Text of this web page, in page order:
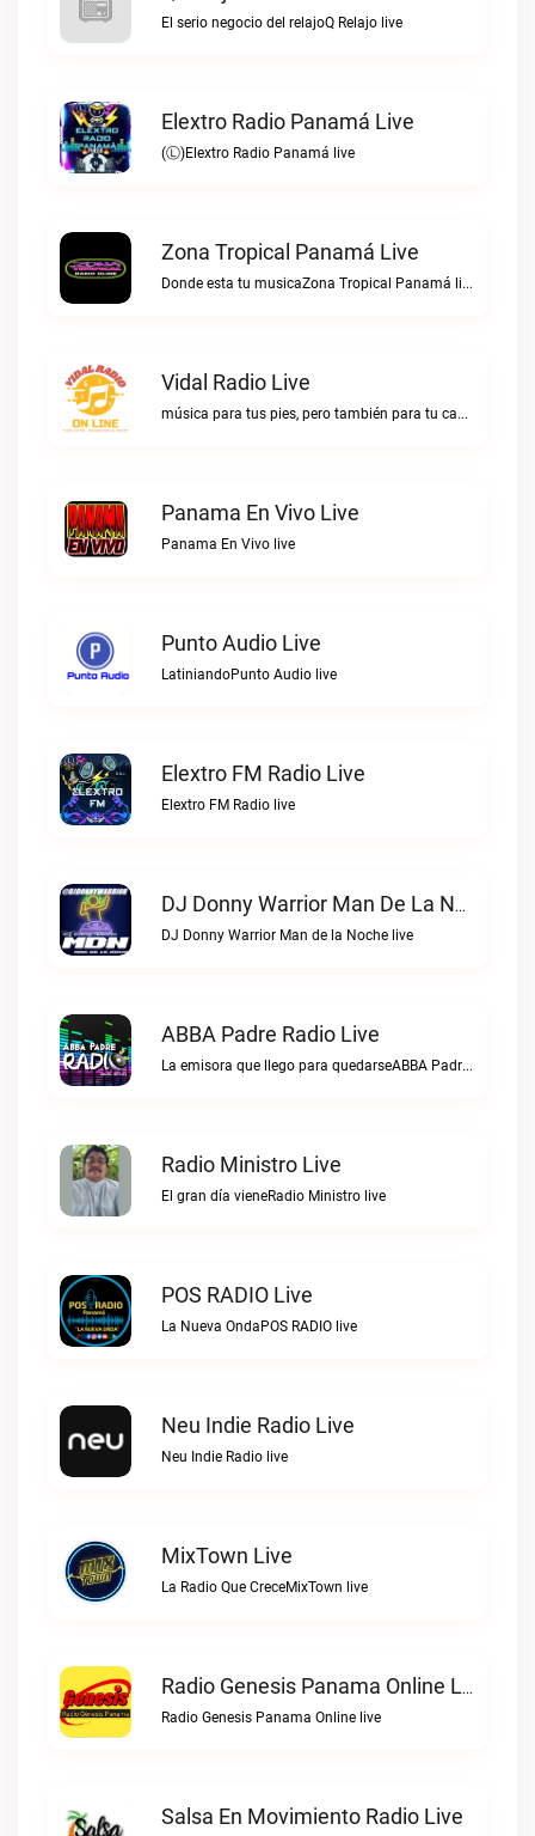
El serio negocio del relajoQ Relajo live
Elextro Radio Panamá Live
(Ⓛ)Elextro Radio Panamá live
Zona Tropical Panamá Live
Donde esta tu musicaZona Tropical Panamá live
Vidal Radio Live
música para tus pies, pero también para tu cabezaVidal Radio live
Panama En Vivo Live
Panama En Vivo live
Punto Audio Live
LatiniandoPunto Audio live
Elextro FM Radio Live
Elextro FM Radio live
DJ Donny Warrior Man De La Noche Live
DJ Donny Warrior Man de la Noche live
ABBA Padre Radio Live
La emisora que llego para quedarseABBA Padre Radio live
Radio Ministro Live
El gran día vieneRadio Ministro live
POS RADIO Live
La Nueva OndaPOS RADIO live
Neu Indie Radio Live
Neu Indie Radio live
MixTown Live
La Radio Que CreceMixTown live
Radio Genesis Panama Online Live
Radio Genesis Panama Online live
Salsa En Movimiento Radio Live